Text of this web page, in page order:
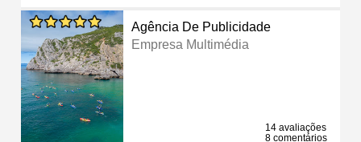
Agência De Publicidade
Empresa Multimédia
14 avaliações
8 comentários